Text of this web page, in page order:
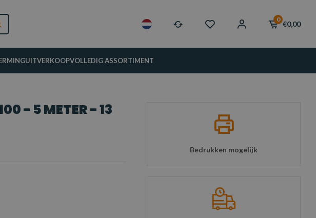
0
€0,00
UITVERKOOPVOLLEDIG ASSORTIMENT
- 5 METER - 13
Bedrukken mogelijk